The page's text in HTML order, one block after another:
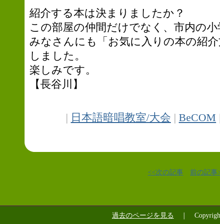
紹介する本は決まりましたか？
この部屋の仲間だけでなく、市内の
みなさんにも「お気に入りの本の紹
しました。
楽しみです。
【長谷川】
| 日本語暗唱教室/大会 | BeCOM
<<次の記事 前の記事
過去のページを見る ｜ Copyright